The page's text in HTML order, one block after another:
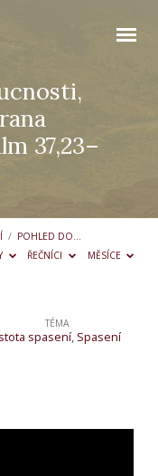
37,23–
/ POHLED DO…
ŘEČNÍCI MĚSÍCE
TÉMA
spasení, Spasení